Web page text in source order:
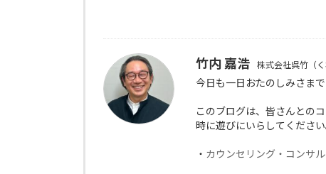
竹内 嘉浩 株式会社呉竹（
今日も一日おたのしみさまで
このブログは、皆さんとの
時に遊びにいらしてください
・ カウンセリング・コンサ